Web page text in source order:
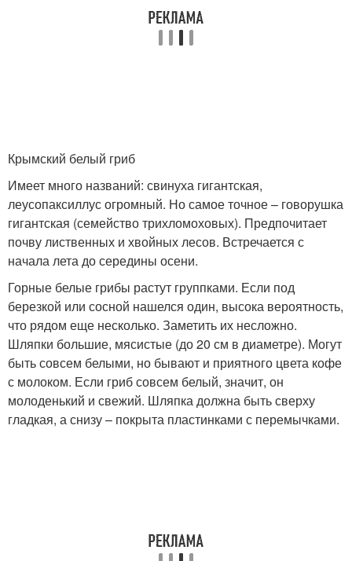
Крымский белый гриб
Имеет много названий: свинуха гигантская,
леусопаксиллус огромный. Но самое точное – говорушка
гигантская (семейство трихломоховых). Предпочитает
почву лиственных и хвойных лесов. Встречается с
начала лета до середины осени.
Горные белые грибы растут группками. Если под
березкой или сосной нашелся один, высока вероятность,
что рядом еще несколько. Заметить их несложно.
Шляпки большие, мясистые (до 20 см в диаметре). Могут
быть совсем белыми, но бывают и приятного цвета кофе
с молоком. Если гриб совсем белый, значит, он
молоденький и свежий. Шляпка должна быть сверху
гладкая, а снизу – покрыта пластинками с перемычками.